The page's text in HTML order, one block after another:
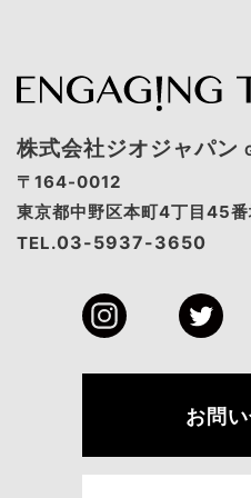
株式会社ジオジャパン
〒164-0012
東京都中野区本町4丁目45
TEL.03-5937-3650
お問